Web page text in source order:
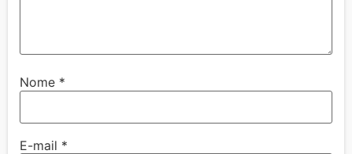
Nome *
E-mail *